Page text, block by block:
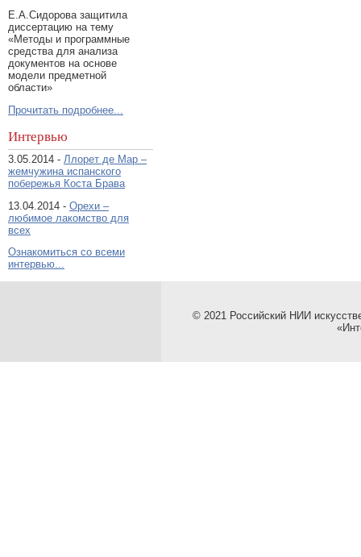
Е.А.Сидорова защитила
диссертацию на тему
«Методы и программные
средства для анализа
документов на основе
модели предметной
области»
Прочитать подробнее...
Интервью
3.05.2014 - Ллорет де Мар –
жемчужина испанского
побережья Коста Брава
13.04.2014 - Орехи –
любимое лакомство для
всех
Ознакомиться со всеми
интервью...
© 2021 Российский НИИ